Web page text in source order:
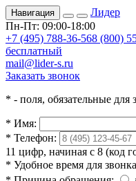
Навигация
Лидер
Пн-Пт: 09:00-18:00
+7 (495) 788-36-568 (800)
бесплатный
mail@lider-s.ru
Заказать звонок
* - поля, обязательные для
* Имя:
* Телефон:
11 цифр, начиная с 8 (код
* Удобное время для